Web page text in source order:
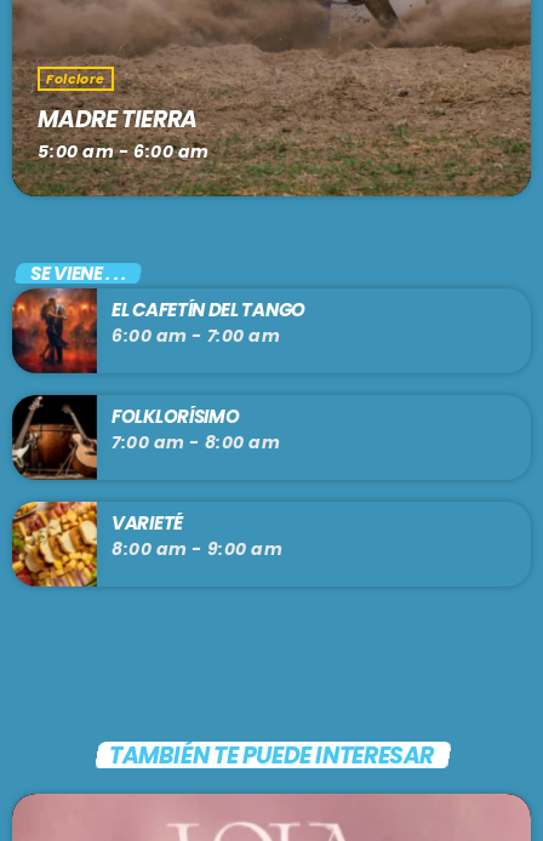
Folclore
MADRE TIERRA
5:00 am - 6:00 am
SE VIENE . . .
EL CAFETÍN DEL TANGO
6:00 am - 7:00 am
FOLKLORÍSIMO
7:00 am - 8:00 am
VARIETÉ
8:00 am - 9:00 am
TAMBIÉN TE PUEDE INTERESAR